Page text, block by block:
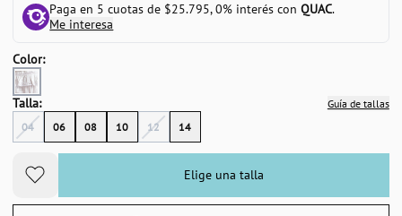
Paga en 5 cuotas de $25.795, 0% interés conQUAC.
Me interesa
Color:
Talla:
Guía de tallas
04
06 08 10 12 14
Elige una talla